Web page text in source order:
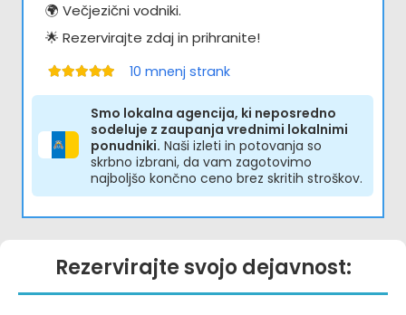
🌍 Večjezični vodniki.
🌟 Rezervirajte zdaj in prihranite!
od 5
10 mnenj strank
Smo lokalna agencija, ki neposredno
sodeluje z zaupanja vrednimi lokalnimi
ponudniki. Naši izleti in potovanja so
skrbno izbrani, da vam zagotovimo
najboljšo končno ceno brez skritih stroškov.
Rezervirajte svojo dejavnost: